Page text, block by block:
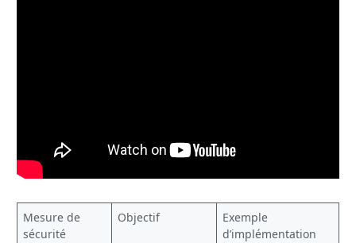
Mesure de
sécurité
Objectif
Exemple
d’implémentation